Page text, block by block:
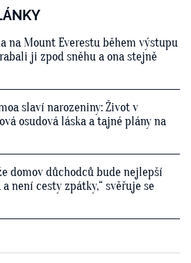
na Mount Everestu během výstupu
ji zpod sněhu a ona stejně
slaví narozeniny: Život v
osudová láska a tajné plány na
domov důchodců bude nejlepší
není cesty zpátky,“ svěřuje se